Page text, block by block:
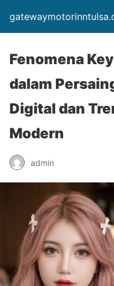
Fenomena
dalam
Digital dan
Modern
admin